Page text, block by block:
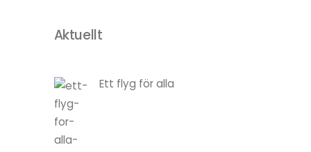
Aktuellt
Ett flyg för alla